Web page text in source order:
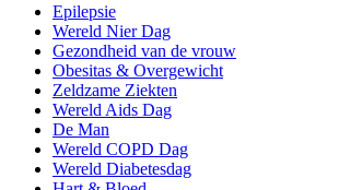
Epilepsie
Wereld Nier Dag
Gezondheid van de vrouw
Obesitas & Overgewicht
Zeldzame Ziekten
Wereld Aids Dag
De Man
Wereld COPD Dag
Wereld Diabetesdag